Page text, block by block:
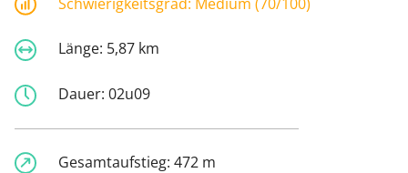
Länge: 5,87 km
Dauer: 02u09
Gesamtaufstieg: 472 m